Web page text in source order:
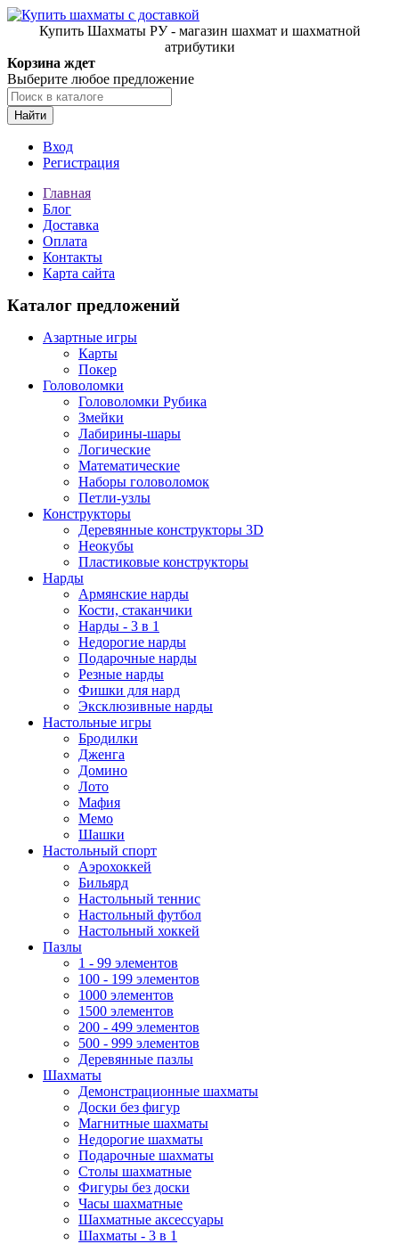
Купить Шахматы РУ - магазин шахмат и шахматной
атрибутики
Корзина ждет
Выберите любое предложение
Найти
Вход
Регистрация
Главная
Блог
Доставка
Оплата
Контакты
Карта сайта
Каталог предложений
Азартные игры
Карты
Покер
Головоломки
Головоломки Рубика
Змейки
Лабирины-шары
Логические
Математические
Наборы головоломок
Петли-узлы
Конструкторы
Деревянные конструкторы 3D
Неокубы
Пластиковые конструкторы
Нарды
Армянские нарды
Кости, стаканчики
Нарды - 3 в 1
Недорогие нарды
Подарочные нарды
Резные нарды
Фишки для нард
Эксклюзивные нарды
Настольные игры
Бродилки
Дженга
Домино
Лото
Мафия
Мемо
Шашки
Настольный спорт
Аэрохоккей
Бильярд
Настольный теннис
Настольный футбол
Настольный хоккей
Пазлы
1 - 99 элементов
100 - 199 элементов
1000 элементов
1500 элементов
200 - 499 элементов
500 - 999 элементов
Деревянные пазлы
Шахматы
Демонстрационные шахматы
Доски без фигур
Магнитные шахматы
Недорогие шахматы
Подарочные шахматы
Столы шахматные
Фигуры без доски
Часы шахматные
Шахматные аксессуары
Шахматы - 3 в 1